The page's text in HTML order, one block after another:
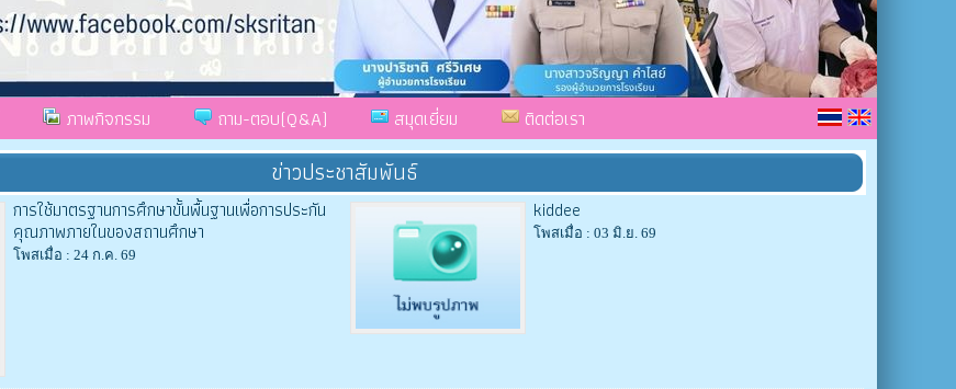
ภาพกิจกรรม ถาม-ตอบ(Q&A) สมุดเยี่ยม ติดต่อเรา
ข่าวประชาสัมพันธ์
การใช้มาตรฐานการศึกษาขั้นพื้นฐานเพื่อการประกัน
คุณภาพภายในของสถานศึกษา
โพสเมื่อ : 24 ก.ค. 69
kiddee
โพสเมื่อ : 03 มิ.ย. 69